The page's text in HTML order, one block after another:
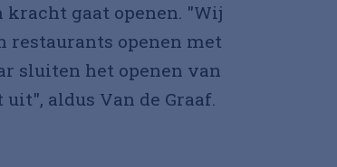
kracht gaat openen. "Wij
restaurants openen met
sluiten het openen van
aldus Van de Graaf.